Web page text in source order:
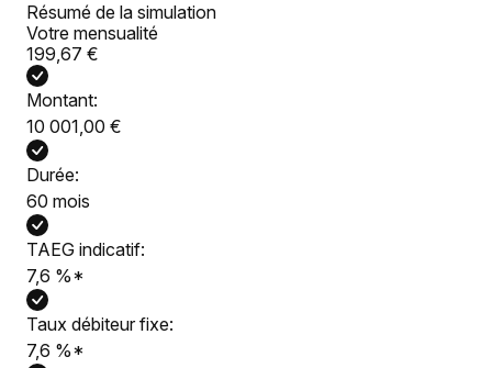
Résumé de la simulation
Votre mensualité
199,67 €
Montant:
10 001,00 €
Durée:
60 mois
TAEG indicatif:
7,6 %*
Taux débiteur fixe:
7,6 %*